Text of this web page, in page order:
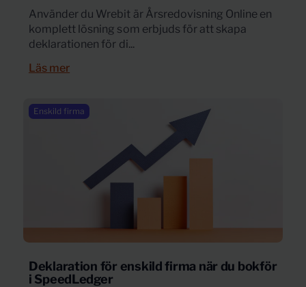
Använder du Wrebit är Årsredovisning Online en
komplett lösning som erbjuds för att skapa
deklarationen för di...
Läs mer
Enskild firma
Deklaration för enskild firma när du bokför
i SpeedLedger